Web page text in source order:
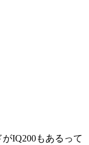
IQ200もあるって